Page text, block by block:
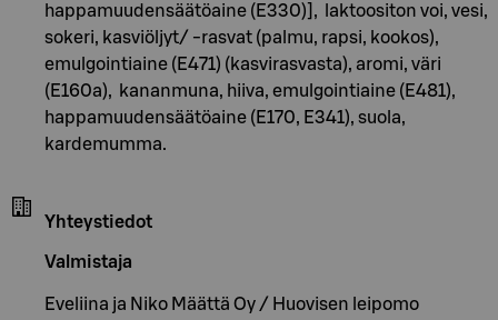
happamuudensäätöaine (E330)], laktoositon voi, vesi,
sokeri, kasviöljyt/ -rasvat (palmu, rapsi, kookos),
emulgointiaine (E471) (kasvirasvasta), aromi, väri
(E160a), kananmuna, hiiva, emulgointiaine (E481),
happamuudensäätöaine (E170, E341), suola,
kardemumma.
Yhteystiedot
Valmistaja
Eveliina ja Niko Määttä Oy / Huovisen leipomo